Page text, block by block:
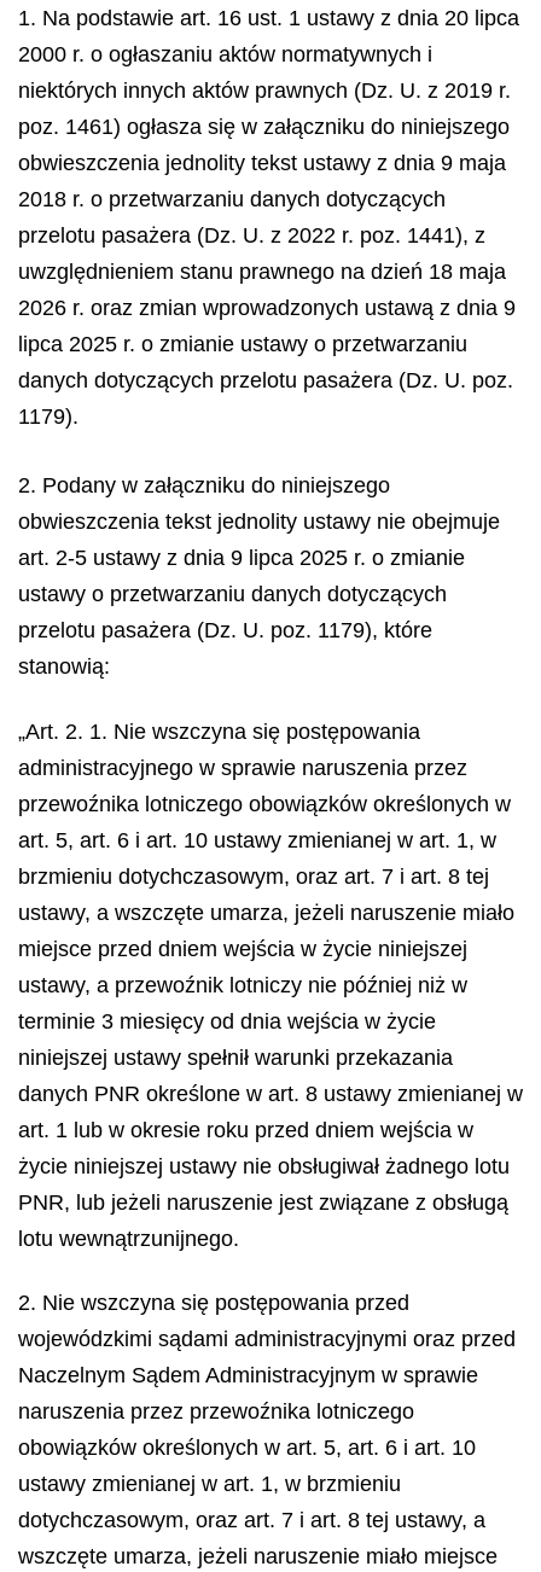
1. Na podstawie art. 16 ust. 1 ustawy z dnia 20 lipca
2000 r. o ogłaszaniu aktów normatywnych i
niektórych innych aktów prawnych (Dz. U. z 2019 r.
poz. 1461) ogłasza się w załączniku do niniejszego
obwieszczenia jednolity tekst ustawy z dnia 9 maja
2018 r. o przetwarzaniu danych dotyczących
przelotu pasażera (Dz. U. z 2022 r. poz. 1441), z
uwzględnieniem stanu prawnego na dzień 18 maja
2026 r. oraz zmian wprowadzonych ustawą z dnia 9
lipca 2025 r. o zmianie ustawy o przetwarzaniu
danych dotyczących przelotu pasażera (Dz. U. poz.
1179).
2. Podany w załączniku do niniejszego
obwieszczenia tekst jednolity ustawy nie obejmuje
art. 2-5 ustawy z dnia 9 lipca 2025 r. o zmianie
ustawy o przetwarzaniu danych dotyczących
przelotu pasażera (Dz. U. poz. 1179), które
stanowią:
„Art. 2. 1. Nie wszczyna się postępowania
administracyjnego w sprawie naruszenia przez
przewoźnika lotniczego obowiązków określonych w
art. 5, art. 6 i art. 10 ustawy zmienianej w art. 1, w
brzmieniu dotychczasowym, oraz art. 7 i art. 8 tej
ustawy, a wszczęte umarza, jeżeli naruszenie miało
miejsce przed dniem wejścia w życie niniejszej
ustawy, a przewoźnik lotniczy nie później niż w
terminie 3 miesięcy od dnia wejścia w życie
niniejszej ustawy spełnił warunki przekazania
danych PNR określone w art. 8 ustawy zmienianej w
art. 1 lub w okresie roku przed dniem wejścia w
życie niniejszej ustawy nie obsługiwał żadnego lotu
PNR, lub jeżeli naruszenie jest związane z obsługą
lotu wewnątrzunijnego.
2. Nie wszczyna się postępowania przed
wojewódzkimi sądami administracyjnymi oraz przed
Naczelnym Sądem Administracyjnym w sprawie
naruszenia przez przewoźnika lotniczego
obowiązków określonych w art. 5, art. 6 i art. 10
ustawy zmienianej w art. 1, w brzmieniu
dotychczasowym, oraz art. 7 i art. 8 tej ustawy, a
wszczęte umarza, jeżeli naruszenie miało miejsce